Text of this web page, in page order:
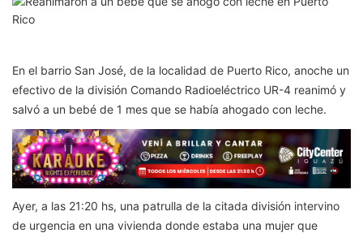
En el barrio San José, de la localidad de Puerto Rico, anoche un
efectivo de la división Comando Radioeléctrico UR-4 reanimó y
salvó a un bebé de 1 mes que se había ahogado con leche.
Ayer, a las 21:20 hs, una patrulla de la citada división intervino
de urgencia en una vivienda donde estaba una mujer que